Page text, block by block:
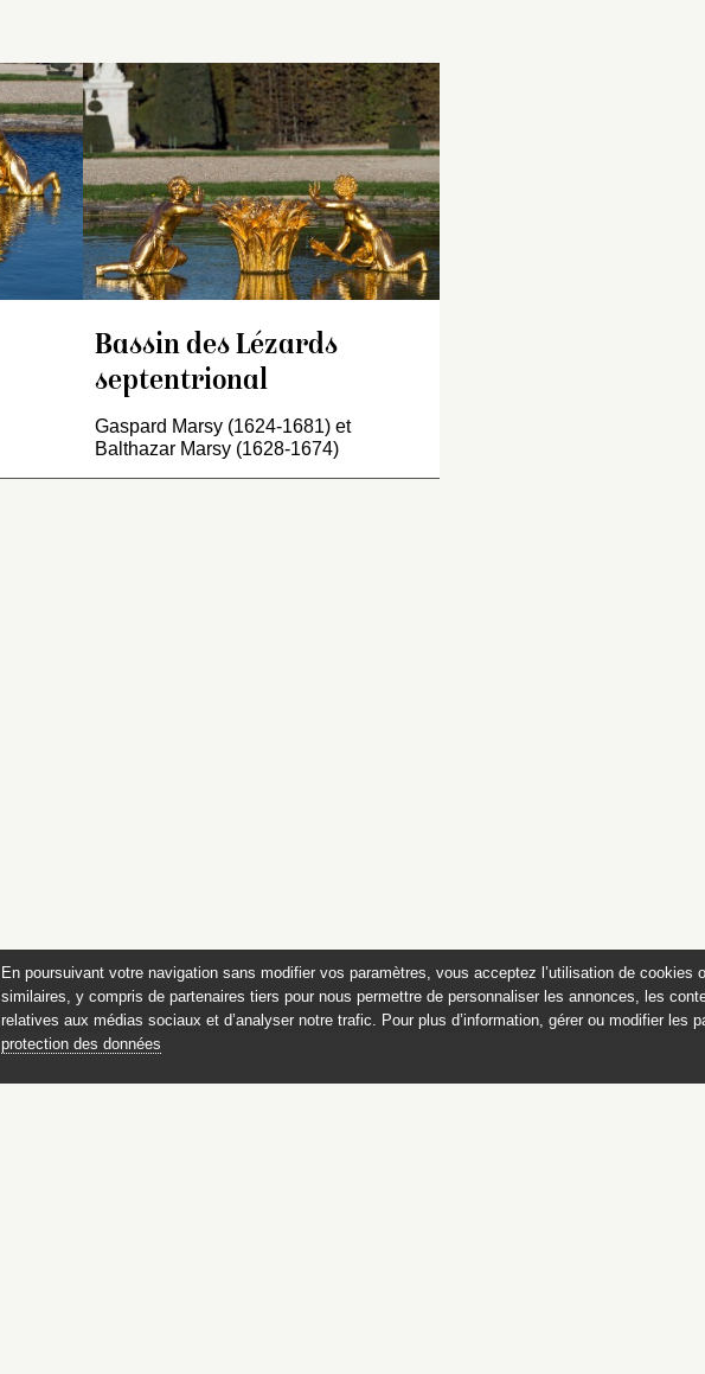
Inventaire de 1706-1708 :
« Quatre figures qui
changent en grenouille, de
cinq pieds chacune ou
environ ».
Bassin des Lézards
septentrional
Gaspard Marsy (1624-1681) et
Balthazar Marsy (1628-1674)
En poursuivant votre navigation sans modifier vos paramètres, vous acceptez l’utilisation de cookies
similaires, y compris de partenaires tiers pour nous permettre de personnaliser les annonces, les
relatives aux médias sociaux et d’analyser notre trafic. Pour plus d’information, gérer ou modifier les
protection des données